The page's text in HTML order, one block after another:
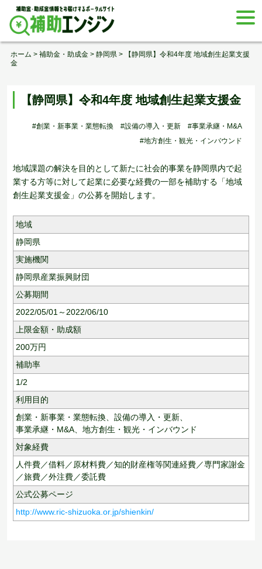
Skip
content
ホーム > 補助金・助成金 > 静岡県 >
【静岡県】令和4年度 地域創生起業支援
金
【静岡県】令和4年度 地域創生起業支援金
#創業・新事業・業態転換 #設備の導入・更新
#事業承継・M&A
#地方創生・観光・インバウンド
地域課題の解決を目的として新たに社会的事業を静岡県内で起
業する方等に対して起業に必要な経費の一部を補助する「地域
創生起業支援金」の公募を開始します。
地域
静岡県
実施機関
静岡県産業振興財団
公募期間
2022/05/01～2022/06/10
上限金額・助成額
200万円
補助率
1/2
利用目的
創業・新事業・業態転換、 設備の導入・更新、
事業承継・M&A、 地方創生・観光・インバウンド
対象経費
人件費／借料／原材料費／知的財産権等関連経費／専門家謝金
／旅費／外注費／委託費
公式公募ページ
http://www.ric-shizuoka.or.jp/shienkin/